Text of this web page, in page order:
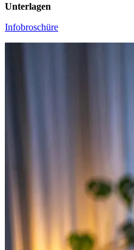
Unterlagen
Infobroschüre